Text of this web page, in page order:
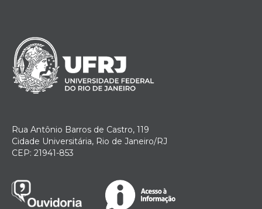
Rua Antônio Barros de Castro, 119
Cidade Universitária, Rio de Janeiro/RJ
CEP: 21941-853